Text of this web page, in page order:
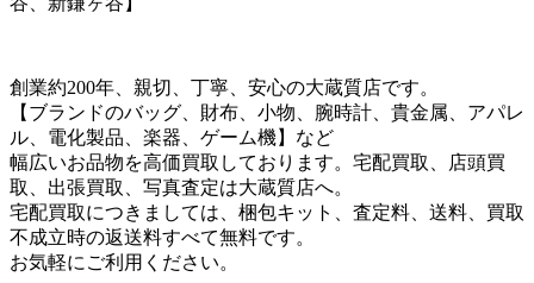
創業約200年、親切、丁寧、安心の大蔵質店です。
【ブランドのバッグ、財布、小物、腕時計、貴金属、アパレ
ル、電化製品、楽器、ゲーム機】など
幅広いお品物を高価買取しております。宅配買取、店頭買
取、出張買取、写真査定は大蔵質店へ。
宅配買取につきましては、梱包キット、査定料、送料、買取
不成立時の返送料すべて無料です。
お気軽にご利用ください。